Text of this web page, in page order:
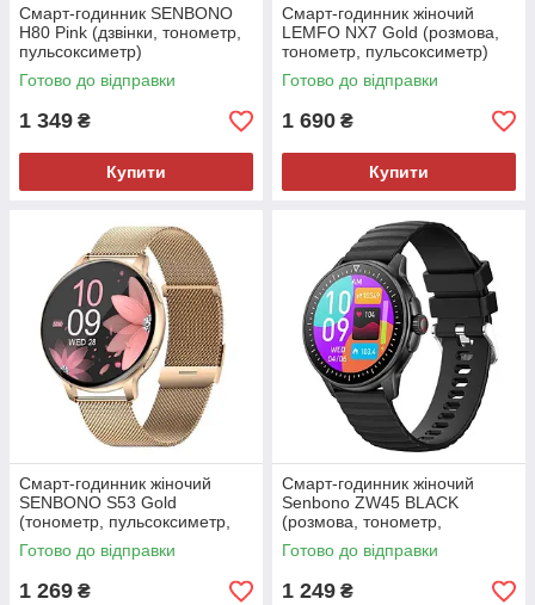
Смарт-годинник SENBONO
H80 Pink (дзвінки, тонометр,
пульсоксиметр)
Готово до відправки
1 349 ₴
Купити
Смарт-годинник жіночий
LEMFO NX7 Gold (розмова,
тонометр, пульсоксиметр)
Amoled екран
Готово до відправки
1 690 ₴
Купити
Смарт-годинник жіночий
SENBONO S53 Gold
(тонометр, пульсоксиметр,
дзвінки)
Готово до відправки
1 269 ₴
Смарт-годинник жіночий
Senbono ZW45 BLACK
(розмова, тонометр,
температура, пульсоксиметр)
Готово до відправки
1 249 ₴